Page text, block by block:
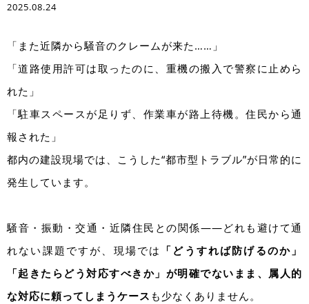
2025.08.24
「また近隣から騒音のクレームが来た……」
「道路使用許可は取ったのに、重機の搬入で警察に止めら
れた」
「駐車スペースが足りず、作業車が路上待機。住民から通
報された」
都内の建設現場では、こうした“都市型トラブル”が日常的に
発生しています。
騒音・振動・交通・近隣住民との関係――どれも避けて通
れない課題ですが、現場では 「どうすれば防げるのか」
「起きたらどう対応すべきか」が明確でないまま、属人的
な対応に頼ってしまうケース も少なくありません。